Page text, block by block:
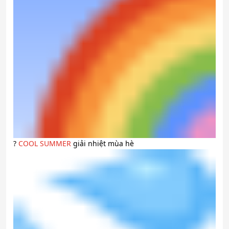
? COOL SUMMER giải nhiệt mùa hè